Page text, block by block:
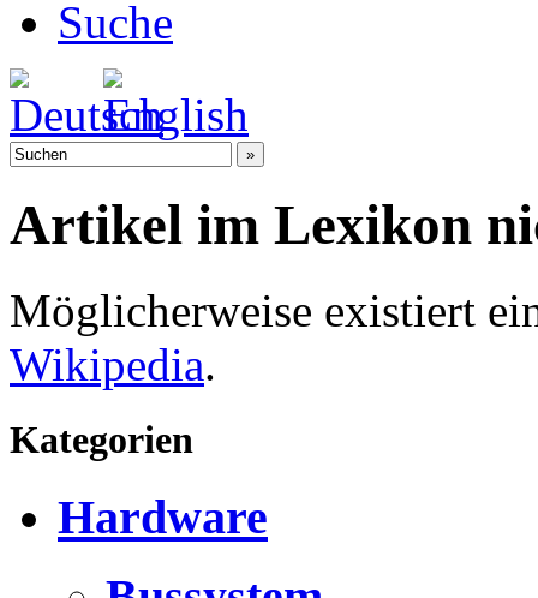
Suche
Artikel im Lexikon
Möglicherweise existiert
Wikipedia.
Kategorien
Hardware